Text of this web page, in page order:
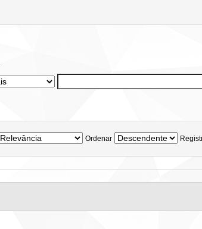
Ordenar